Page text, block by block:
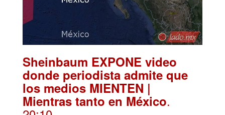
Sheinbaum EXPONE video
donde periodista admite que
los medios MIENTEN |
Mientras tanto en México.